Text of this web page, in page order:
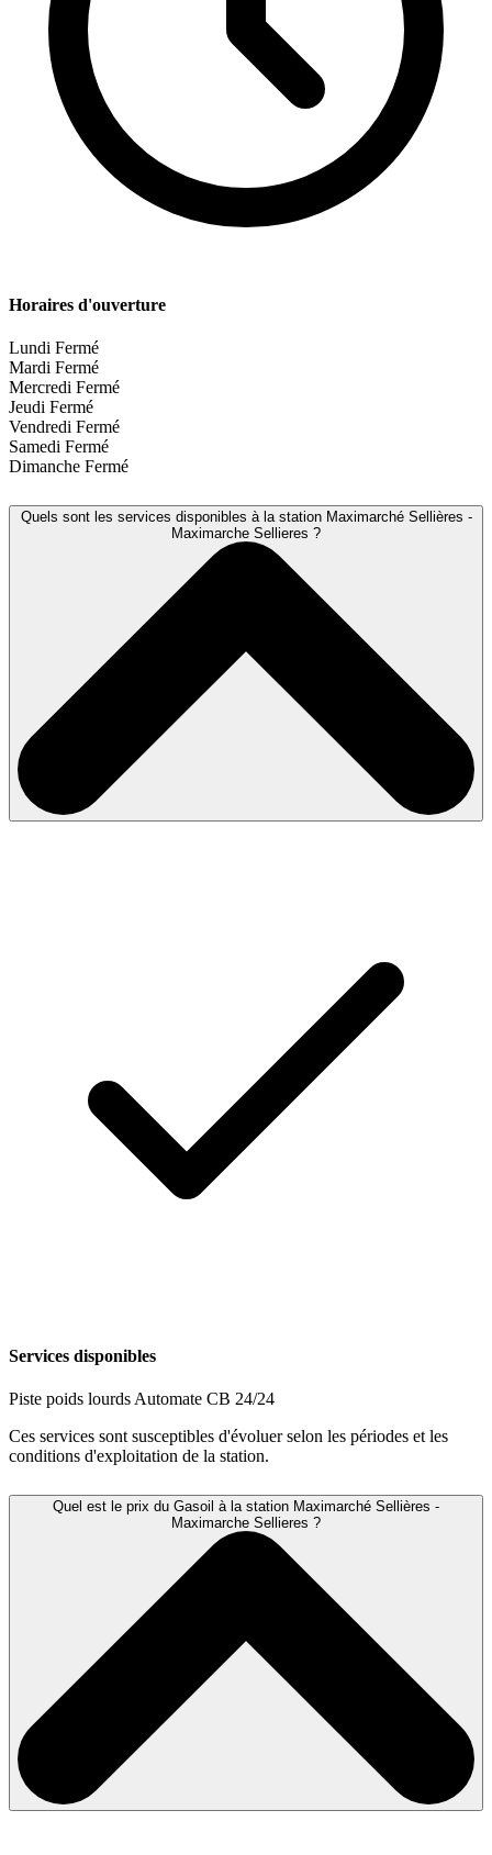
Horaires d'ouverture
Lundi Fermé
Mardi Fermé
Mercredi Fermé
Jeudi Fermé
Vendredi Fermé
Samedi Fermé
Dimanche Fermé
Quels sont les services disponibles à la station Maximarché Sellières -
Maximarche Sellieres ?
Services disponibles
Piste poids lourds Automate CB 24/24
Ces services sont susceptibles d'évoluer selon les périodes et les
conditions d'exploitation de la station.
Quel est le prix du Gasoil à la station Maximarché Sellières -
Maximarche Sellieres ?